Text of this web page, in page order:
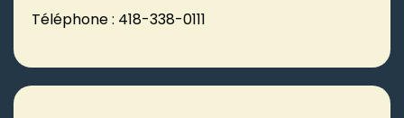
Téléphone : 418-338-0111